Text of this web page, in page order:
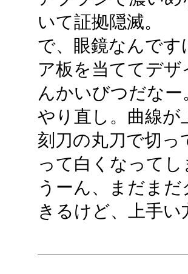
いて証拠隠滅。
で、眼鏡なんで
ア板を当ててデ
んかいびつだなー
やり直し。曲線
刻刀の丸刀で切
って白くなってし
うーん、まだま
きるけど、上手